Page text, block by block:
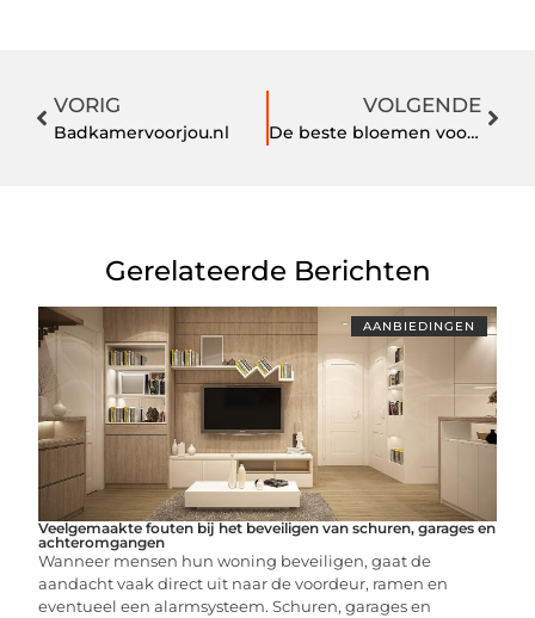
VORIG
Badkamervoorjou.nl
VOLGENDE
De beste bloemen voor in je woonkamer
Gerelateerde Berichten
AANBIEDINGEN
Veelgemaakte fouten bij het beveiligen van schuren, garages en
achteromgangen
Wanneer mensen hun woning beveiligen, gaat de
aandacht vaak direct uit naar de voordeur, ramen en
eventueel een alarmsysteem. Schuren, garages en